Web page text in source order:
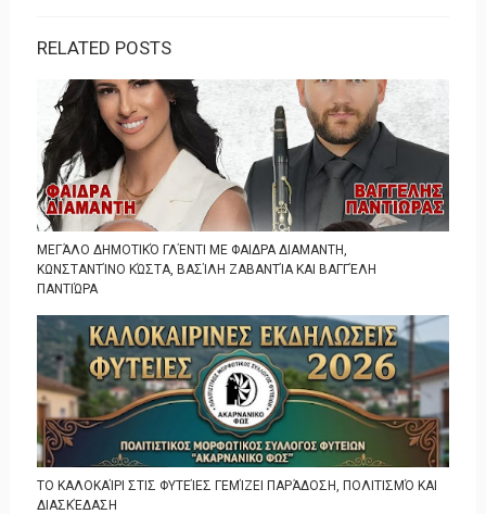
RELATED POSTS
ΜΕΓΆΛΟ ΔΗΜΟΤΙΚΌ ΓΛΈΝΤΙ ΜΕ ΦΑΙΔΡΑ ΔΙΑΜΑΝΤΗ,
ΚΩΝΣΤΑΝΤΊΝΟ ΚΏΣΤΑ, ΒΑΣΊΛΗ ΖΑΒΑΝΤΊΑ ΚΑΙ ΒΑΓΓΈΛΗ
ΠΑΝΤΙΏΡΑ
ΤΟ ΚΑΛΟΚΑΊΡΙ ΣΤΙΣ ΦΥΤΕΊΕΣ ΓΕΜΊΖΕΙ ΠΑΡΆΔΟΣΗ, ΠΟΛΙΤΙΣΜΌ ΚΑΙ
ΔΙΑΣΚΈΔΑΣΗ